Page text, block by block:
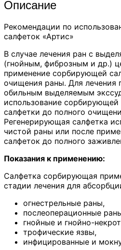
Описание
Рекомендации по
салфеток «Артис»
В случае лечения ран с
(гнойным, фиброзным и др.)
применение сорбирующей
очищения раны. Для лечения
обильным выделяемым
использование сорбирующей
салфетки до полного
Регенерирующая салфетка
чистой раны или после
салфеток до полного
Показания к применению:
Салфетка сорбирующая
стадии лечения для
огнестрельные раны,
послеоперационные
гнойные и гнойно-
трофические язвы,
инфицированные и